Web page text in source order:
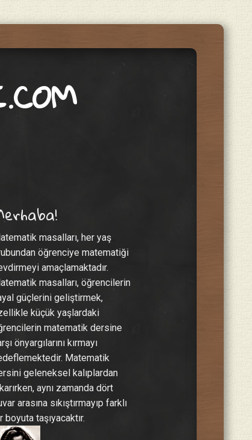
masalları, her yaş
öğrenciye matematiği
amaçlamaktadır.
masalları, öğrencilerin
güçlerini geliştirmek,
küçük yaşlardaki
matematik dersine
önyargılarını kırmayı
Matematik
geleneksel kalıplardan
aynı zamanda dört
arasına sıkıştırmayıp farklı
boyuta taşıyacaktır.